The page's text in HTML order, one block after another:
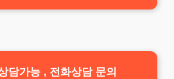
담가능 , 전화상담 문의